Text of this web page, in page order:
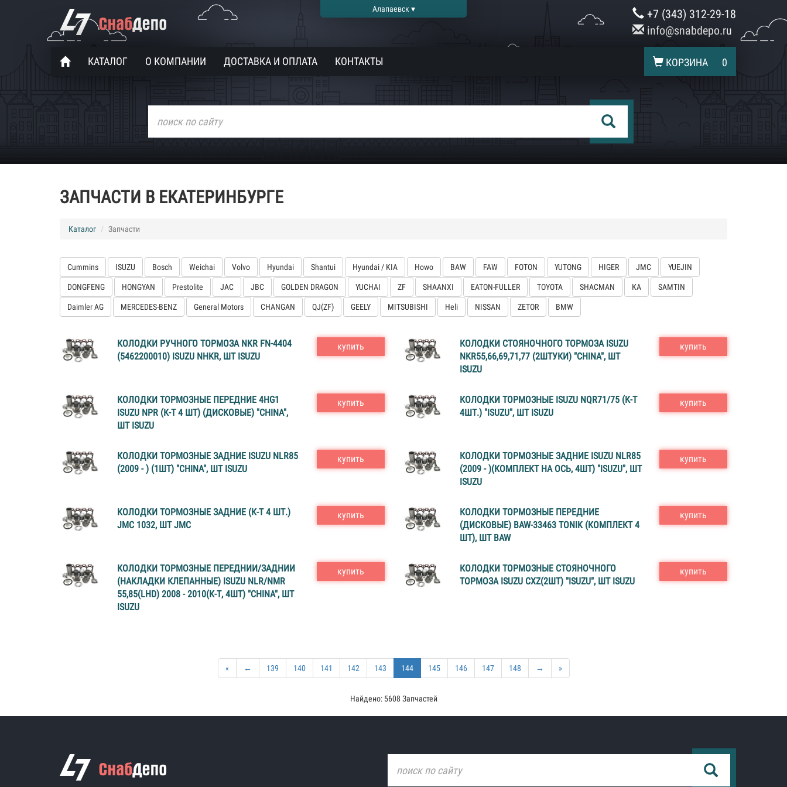
Алапаевск ▾
+7 (343) 312-29-18
info@snabdepo.ru
КАТАЛОГ О КОМПАНИИ ДОСТАВКА И ОПЛАТА КОНТАКТЫ КОРЗИНА 0
ЗАПЧАСТИ В ЕКАТЕРИНБУРГЕ
Каталог Запчасти
Cummins ISUZU Bosch Weichai Volvo Hyundai Shantui Hyundai / KIA Howo BAW FAW FOTON YUTONG HIGER JMC YUEJIN
DONGFENG HONGYAN Prestolite JAC JBC GOLDEN DRAGON YUCHAI ZF SHAANXI EATON-FULLER TOYOTA SHACMAN КА SAMTIN
Daimler AG MERCEDES-BENZ General Motors CHANGAN QJ(ZF) GEELY MITSUBISHI Heli NISSAN ZETOR BMW
КОЛОДКИ РУЧНОГО ТОРМОЗА NKR FN-4404
(5462200010) ISUZU NHKR, ШТ ISUZU
купить
КОЛОДКИ СТОЯНОЧНОГО ТОРМОЗА ISUZU
NKR55,66,69,71,77 (2ШТУКИ) "CHINA", ШТ
ISUZU
купить
КОЛОДКИ ТОРМОЗНЫЕ ПЕРЕДНИЕ 4HG1
ISUZU NPR (К-Т 4 ШТ) (ДИСКОВЫЕ) "CHINA",
ШТ ISUZU
купить
КОЛОДКИ ТОРМОЗНЫЕ ISUZU NQR71/75 (К-Т
4ШТ.) "ISUZU", ШТ ISUZU
купить
КОЛОДКИ ТОРМОЗНЫЕ ЗАДНИЕ ISUZU NLR85
(2009 - ) (1ШТ) "CHINA", ШТ ISUZU
купить
КОЛОДКИ ТОРМОЗНЫЕ ЗАДНИЕ ISUZU NLR85
(2009 - )(КОМПЛЕКТ НА ОСЬ, 4ШТ) "ISUZU", ШТ
ISUZU
купить
КОЛОДКИ ТОРМОЗНЫЕ ЗАДНИЕ (К-Т 4 ШТ.)
JMC 1032, ШТ JMC
купить
КОЛОДКИ ТОРМОЗНЫЕ ПЕРЕДНИЕ
(ДИСКОВЫЕ) BAW-33463 TONIK (КОМПЛЕКТ 4
ШТ), ШТ BAW
купить
КОЛОДКИ ТОРМОЗНЫЕ ПЕРЕДНИИ/ЗАДНИИ
(НАКЛАДКИ КЛЕПАННЫЕ) ISUZU NLR/NMR
55,85(LHD) 2008 - 2010(К-Т, 4ШТ) "CHINA", ШТ
ISUZU
купить
КОЛОДКИ ТОРМОЗНЫЕ СТОЯНОЧНОГО
ТОРМОЗА ISUZU CXZ(2ШТ) "ISUZU", ШТ ISUZU
купить
« ← 139 140 141 142 143 144 145 146 147 148 → »
Найдено: 5608 Запчастей